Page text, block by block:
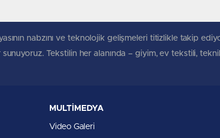
nabzını ve teknolojik gelişmeleri titizlikle takip
Tekstilin her alanında – giyim, ev tekstili,
MULTİMEDYA
Video Galeri